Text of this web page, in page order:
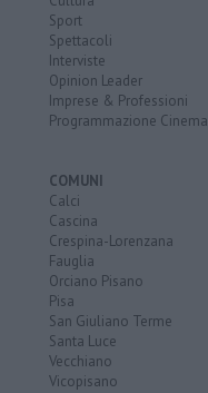
Sport
Spettacoli
Interviste
Opinion Leader
Imprese & Professioni
Programmazione Cinema
COMUNI
Calci
Cascina
Crespina-Lorenzana
Fauglia
Orciano Pisano
Pisa
San Giuliano Terme
Santa Luce
Vecchiano
Vicopisano